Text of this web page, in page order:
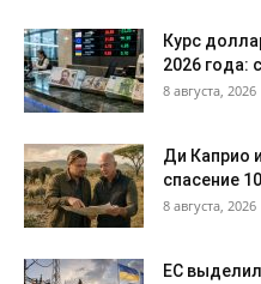
Курс
2026 года:
8 августа, 2026
Ди Каприо
спасение
8 августа, 2026
ЕС